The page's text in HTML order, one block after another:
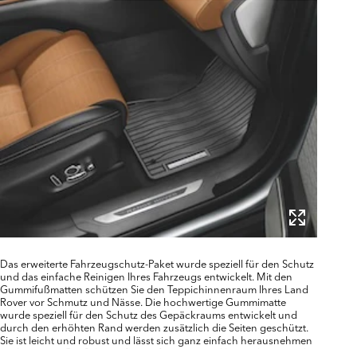
Das erweiterte Fahrzeugschutz-Paket wurde speziell für den Schutz
und das einfache Reinigen Ihres Fahrzeugs entwickelt. Mit den
Gummifußmatten schützen Sie den Teppichinnenraum Ihres Land
Rover vor Schmutz und Nässe. Die hochwertige Gummimatte
wurde speziell für den Schutz des Gepäckraums entwickelt und
durch den erhöhten Rand werden zusätzlich die Seiten geschützt.
Sie ist leicht und robust und lässt sich ganz einfach herausnehmen